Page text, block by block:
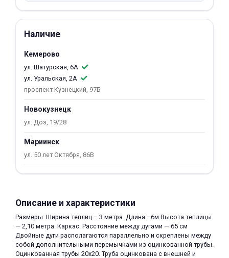
Наличие
Кемерово
ул. Шатурская, 6А
ул. Уральская, 2А
проспект Кузнецкий, 97Б
Новокузнецк
ул. Доз, 19/28
Мариинск
ул. 50 лет Октября, 86В
Описание и характеристики
Размеры: Ширина теплиц – 3 метра. Длина –6м Высота теплицы
— 2,10 метра. Каркас: Расстояние между дугами — 65 см
Двойные дуги располагаются параллельно и скреплены между
собой дополнительными перемычками из оцинкованной трубы.
Оцинкованная трубы 20х20. Труба оцинкована с внешней и
недели